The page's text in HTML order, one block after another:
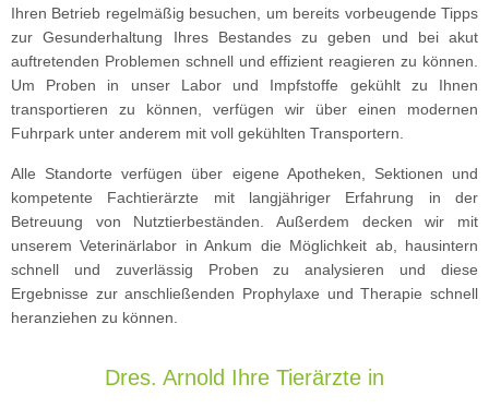
Ihren Betrieb regelmäßig besuchen, um bereits vorbeugende Tipps
zur Gesunderhaltung Ihres Bestandes zu geben und bei akut
auftretenden Problemen schnell und effizient reagieren zu können.
Um Proben in unser Labor und Impfstoffe gekühlt zu Ihnen
transportieren zu können, verfügen wir über einen modernen
Fuhrpark unter anderem mit voll gekühlten Transportern.
Alle Standorte verfügen über eigene Apotheken, Sektionen und
kompetente Fachtierärzte mit langjähriger Erfahrung in der
Betreuung von Nutztierbeständen. Außerdem decken wir mit
unserem Veterinärlabor in Ankum die Möglichkeit ab, hausintern
schnell und zuverlässig Proben zu analysieren und diese
Ergebnisse zur anschließenden Prophylaxe und Therapie schnell
heranziehen zu können.
Dres. Arnold Ihre Tierärzte in